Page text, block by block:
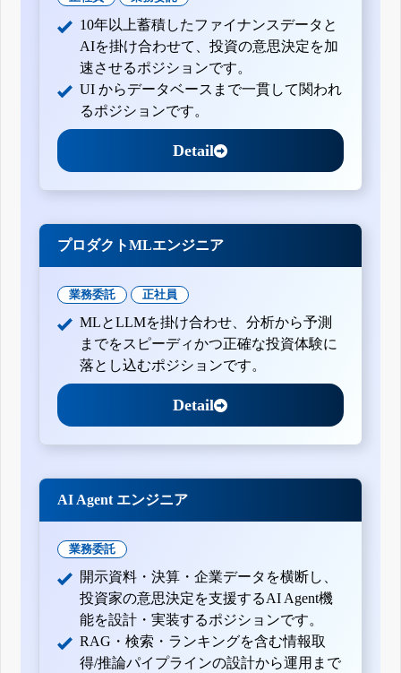
10年以上蓄積したファイナンスデータと
AIを掛け合わせて、投資の意思決定を加
速させるポジションです。
UI からデータベースまで一貫して関われ
るポジションです。
Detail
プロダクトMLエンジニア
業務委託 正社員
MLとLLMを掛け合わせ、分析から予測
までをスピーディかつ正確な投資体験に
落とし込むポジションです。
Detail
AI Agent エンジニア
業務委託
開示資料・決算・企業データを横断し、
投資家の意思決定を支援するAI Agent機
能を設計・実装するポジションです。
RAG・検索・ランキングを含む情報取
得/推論パイプラインの設計から運用まで